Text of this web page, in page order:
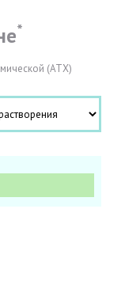
*
(АТХ)